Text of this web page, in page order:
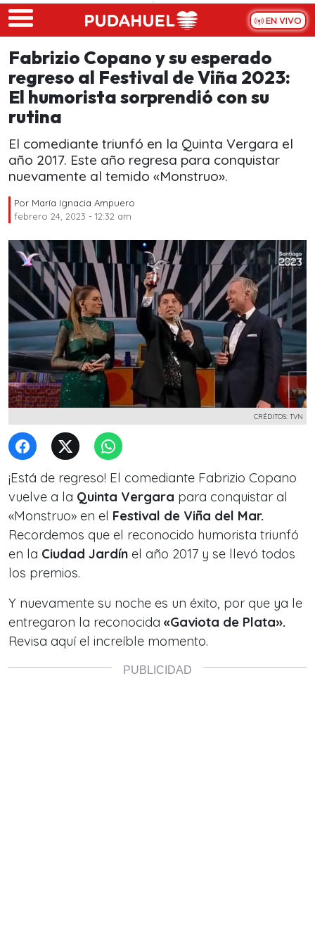
Skip to main content
EN VIVO
Fabrizio Copano y su esperado
regreso al Festival de Viña 2023:
El humorista sorprendió con su
rutina
El comediante triunfó en la Quinta Vergara el
año 2017. Este año regresa para conquistar
nuevamente al temido «Monstruo».
Por María Ignacia Ampuero
febrero 24, 2023 - 12:32 am
CRÉDITOS: TVN
¡Está de regreso! El comediante Fabrizio Copano
vuelve a la Quinta Vergara para conquistar al
«Monstruo» en el Festival de Viña del Mar.
Recordemos que el reconocido humorista triunfó
en la Ciudad Jardín el año 2017 y se llevó todos
los premios.
Y nuevamente su noche es un éxito, por que ya le
entregaron la reconocida «Gaviota de Plata».
Revisa aquí el increíble momento.